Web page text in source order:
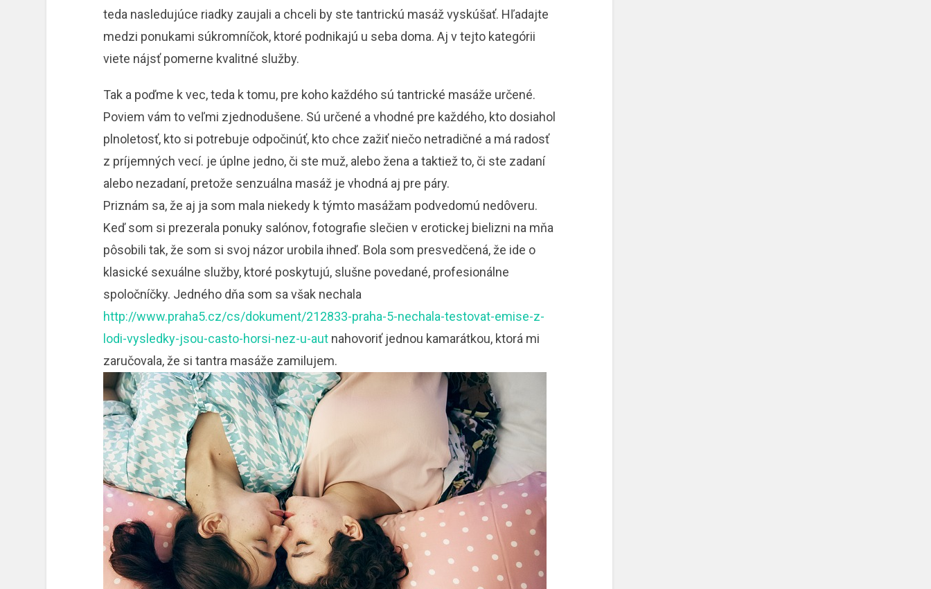
teda nasledujúce riadky zaujali a chceli by ste tantrickú masáž vyskúšať. Hľadajte
medzi ponukami súkromníčok, ktoré podnikajú u seba doma. Aj v tejto kategórii
viete nájsť pomerne kvalitné služby.
Tak a poďme k vec, teda k tomu, pre koho každého sú tantrické masáže určené.
Poviem vám to veľmi zjednodušene. Sú určené a vhodné pre každého, kto dosiahol
plnoletosť, kto si potrebuje odpočinúť, kto chce zažiť niečo netradičné a má radosť
z príjemných vecí. je úplne jedno, či ste muž, alebo žena a taktiež to, či ste zadaní
alebo nezadaní, pretože senzuálna masáž je vhodná aj pre páry.
Priznám sa, že aj ja som mala niekedy k týmto masážam podvedomú nedôveru.
Keď som si prezerala ponuky salónov, fotografie slečien v erotickej bielizni na mňa
pôsobili tak, že som si svoj názor urobila ihneď. Bola som presvedčená, že ide o
klasické sexuálne služby, ktoré poskytujú, slušne povedané, profesionálne
spoločníčky. Jedného dňa som sa však nechala
http://www.praha5.cz/cs/dokument/212833-praha-5-nechala-testovat-emise-z-
lodi-vysledky-jsou-casto-horsi-nez-u-autnahovoriť jednou kamarátkou, ktorá mi
zaručovala, že si tantra masáže zamilujem.